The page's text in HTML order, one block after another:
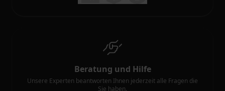
Beratung und Hilfe
Unsere Experten beantworten Ihnen jederzeit alle Fragen die
Sie haben.